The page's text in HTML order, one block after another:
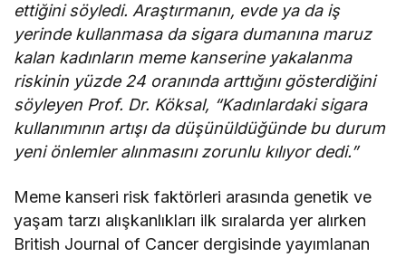
ettiğini söyledi. Araştırmanın, evde ya da iş
yerinde kullanmasa da sigara dumanına maruz
kalan kadınların meme kanserine yakalanma
riskinin yüzde 24 oranında arttığını gösterdiğini
söyleyen Prof. Dr. Köksal, “Kadınlardaki sigara
kullanımının artışı da düşünüldüğünde bu durum
yeni önlemler alınmasını zorunlu kılıyor dedi.”
Meme kanseri risk faktörleri arasında genetik ve
yaşam tarzı alışkanlıkları ilk sıralarda yer alırken
British Journal of Cancer dergisinde yayımlanan